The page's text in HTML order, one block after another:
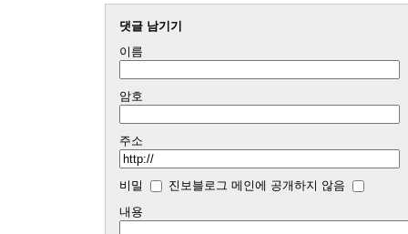
댓글 남기기
이름
암호
주소
비밀
진보블로그 메인에 공개하지 않음
내용